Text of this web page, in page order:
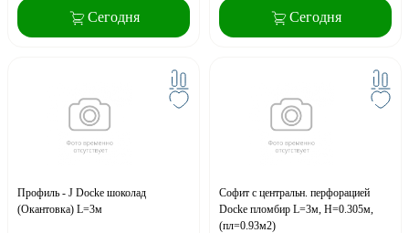
Сегодня Сегодня
Профиль - J Docke шоколад
(Окантовка) L=3м
Софит с центральн. перфорацией
Docke пломбир L=3м, H=0.305м,
(пл=0.93м2)